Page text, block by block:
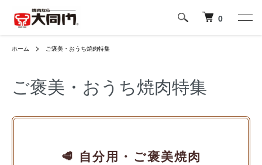
0
ホーム ご褒美・おうち焼肉特集
ご褒美・おうち焼肉特集
🥩 自分用・ご褒美焼肉